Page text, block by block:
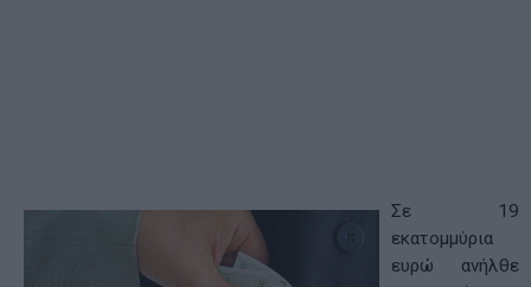
Σε 19
εκατομμύρια
ευρώ ανήλθε